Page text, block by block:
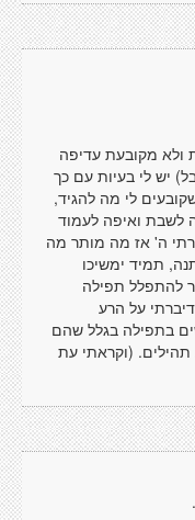
ולא מקובעת עדיפה
יש לי בעיות עם כך
לי מה להגיד,
לשבת ואיפה לעמוד
ה' אז מה מותר מה
תמיד ימשיכו
להתפלל תפילה
על הרע
בתפילה בגלל שהם
תהילים. (וקראתי עת